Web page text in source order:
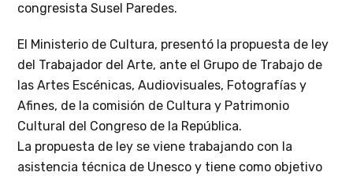
congresista Susel Paredes.
El Ministerio de Cultura, presentó la propuesta de ley
del Trabajador del Arte, ante el Grupo de Trabajo de
las Artes Escénicas, Audiovisuales, Fotografías y
Afines, de la comisión de Cultura y Patrimonio
Cultural del Congreso de la República.
La propuesta de ley se viene trabajando con la
asistencia técnica de Unesco y tiene como objetivo